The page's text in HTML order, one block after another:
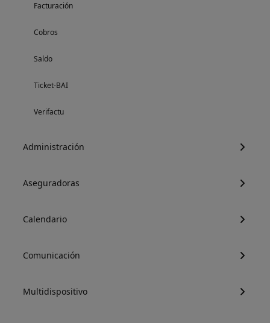
Facturación
Cobros
Saldo
Ticket-BAI
Verifactu
Administración
Aseguradoras
Calendario
Comunicación
Multidispositivo